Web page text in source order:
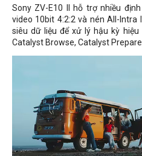
Sony ZV-E10 II hỗ trợ nhiều
video 10bit 4:2:2 và nén All-Intra
siêu dữ liệu để xử lý hậu kỳ
Catalyst Browse, Catalyst